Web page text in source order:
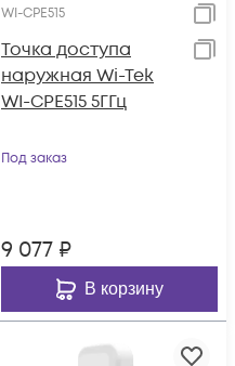
WI-CPE515
Точка доступа
наружная Wi-Tek
WI-CPE515 5ГГц
Под заказ
9 077 ₽
В корзину